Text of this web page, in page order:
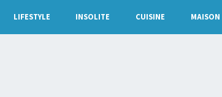
LIFESTYLE INSOLITE CUISINE MAISON